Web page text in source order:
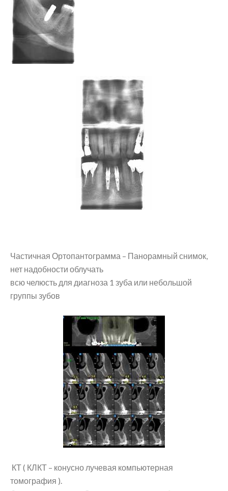
Частичная Ортопантограмма – Панорамный снимок,
нет надобности облучать
всю челюсть для диагноза 1 зуба или небольшой
группы зубов
КТ ( КЛКТ – конусно лучевая компьютерная
томография ).